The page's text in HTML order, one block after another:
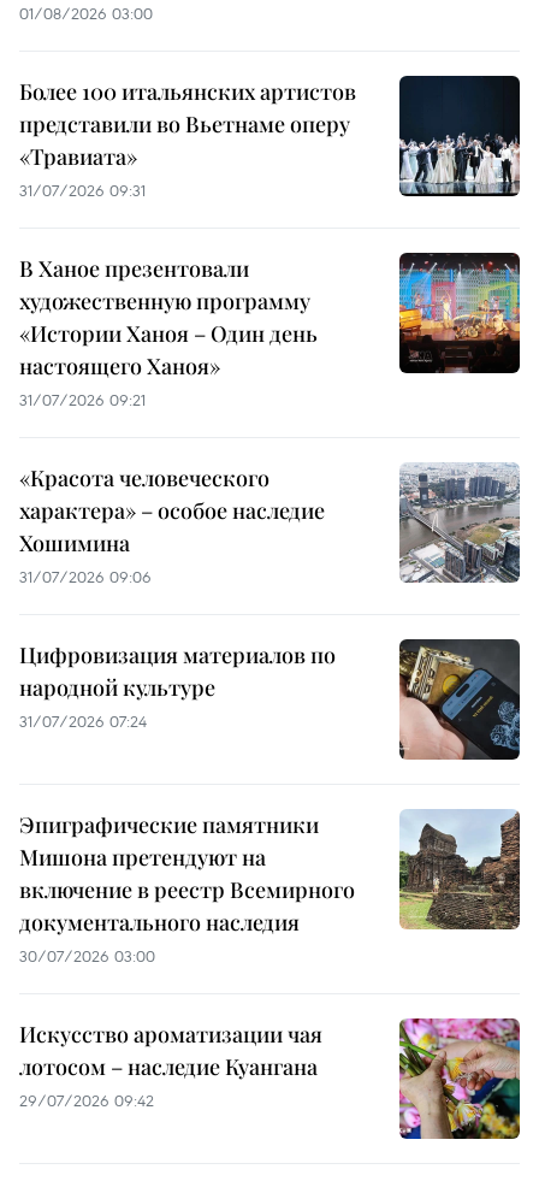
01/08/2026 03:00
Более 100 итальянских артистов
представили во Вьетнаме оперу
«Травиата»
31/07/2026 09:31
В Ханое презентовали
художественную программу
«Истории Ханоя – Один день
настоящего Ханоя»
31/07/2026 09:21
«Красота человеческого
характера» – особое наследие
Хошимина
31/07/2026 09:06
Цифровизация материалов по
народной культуре
31/07/2026 07:24
Эпиграфические памятники
Мишона претендуют на
включение в реестр Всемирного
документального наследия
30/07/2026 03:00
Искусство ароматизации чая
лотосом – наследие Куангана
29/07/2026 09:42